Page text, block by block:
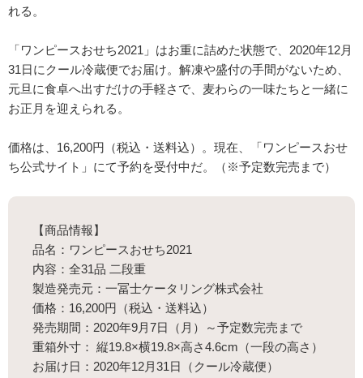
れる。
「ワンピースおせち2021」はお重に詰めた状態で、2020年12月
31日にクール冷蔵便でお届け。解凍や盛付の手間がないため、
元旦に食卓へ出すだけの手軽さで、麦わらの一味たちと一緒に
お正月を迎えられる。
価格は、16,200円（税込・送料込）。現在、「ワンピースおせ
ち公式サイト」にて予約を受付中だ。（※予定数完売まで）
【商品情報】
品名：ワンピースおせち2021
内容：全31品 二段重
製造発売元：一冨士ケータリング株式会社
価格：16,200円（税込・送料込）
発売期間：2020年9月7日（月）～予定数完売まで
重箱外寸： 縦19.8×横19.8×高さ4.6cm（一段の高さ）
お届け日：2020年12月31日（クール冷蔵便）